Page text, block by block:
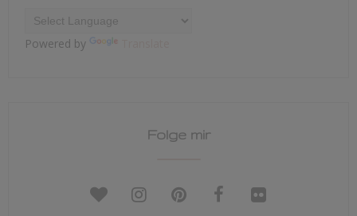
Powered by
Folge mir